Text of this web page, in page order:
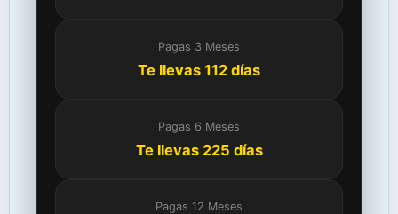
Pagas 3 Meses
Te llevas 112 días
Pagas 6 Meses
Te llevas 225 días
Pagas 12 Meses